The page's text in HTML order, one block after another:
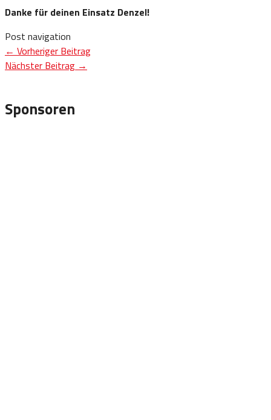
Danke für deinen Einsatz Denzel!
Post navigation
← Vorheriger Beitrag
Nächster Beitrag →
Sponsoren